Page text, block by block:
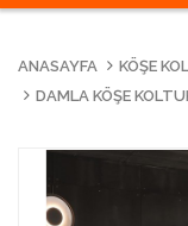
ANASAYFA
KÖŞE
DAMLA KÖŞE